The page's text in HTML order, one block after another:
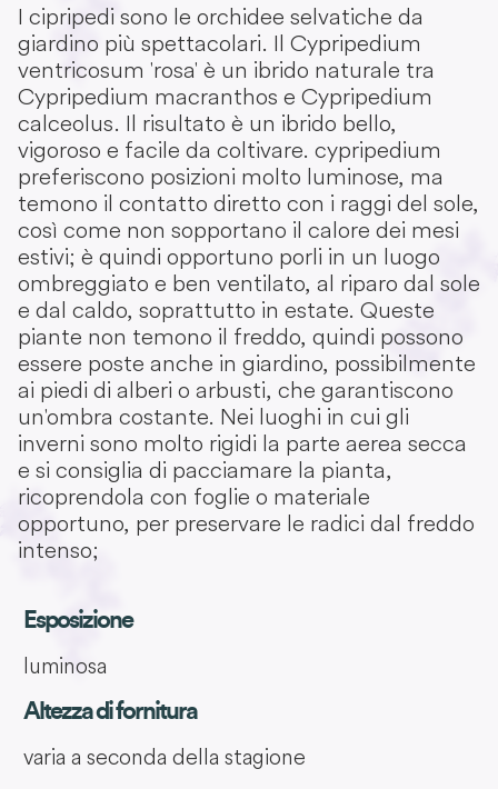
I cipripedi sono le orchidee selvatiche da
giardino più spettacolari. Il Cypripedium
ventricosum 'rosa' è un ibrido naturale tra
Cypripedium macranthos e Cypripedium
calceolus. Il risultato è un ibrido bello,
vigoroso e facile da coltivare. cypripedium
preferiscono posizioni molto luminose, ma
temono il contatto diretto con i raggi del sole,
così come non sopportano il calore dei mesi
estivi; è quindi opportuno porli in un luogo
ombreggiato e ben ventilato, al riparo dal sole
e dal caldo, soprattutto in estate. Queste
piante non temono il freddo, quindi possono
essere poste anche in giardino, possibilmente
ai piedi di alberi o arbusti, che garantiscono
un'ombra costante. Nei luoghi in cui gli
inverni sono molto rigidi la parte aerea secca
e si consiglia di pacciamare la pianta,
ricoprendola con foglie o materiale
opportuno, per preservare le radici dal freddo
intenso;
Esposizione
luminosa
Altezza di fornitura
varia a seconda della stagione